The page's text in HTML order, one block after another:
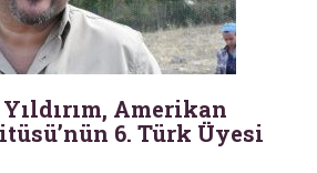
Amerikan
6. Türk Üyesi